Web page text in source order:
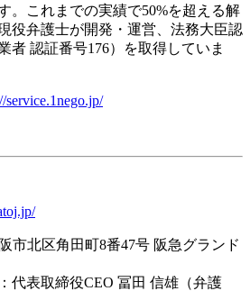
。これまでの実績で50%を超える解
役弁護士が開発・運営、法務大臣認
者 認証番号176）を取得していま
service.1nego.jp/
市北区角田町8番47号 阪急グランド
代表取締役CEO 冨田 信雄（弁護